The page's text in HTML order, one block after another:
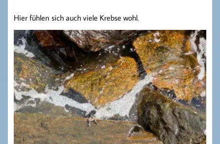
Hier fühlen sich auch viele Krebse wohl.